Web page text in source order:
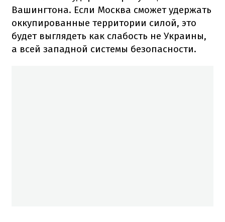
Вашингтона. Если Москва сможет удержать
оккупированные территории силой, это
будет выглядеть как слабость не Украины,
а всей западной системы безопасности.